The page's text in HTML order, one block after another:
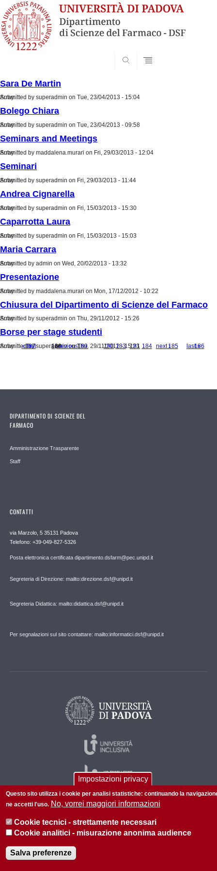
Sara De Martin
Submitted by superadmin on Tue, 23/04/2013 - 15:04
Array
Bolego Chiara
Submitted by superadmin on Tue, 23/04/2013 - 09:58
Array
Seminars and Meetings
Submitted by maddalena.murari on Fri, 29/03/2013 - 12:04
Array
Seminari
Submitted by superadmin on Fri, 29/03/2013 - 11:44
Array
Andrea Cignarella
Submitted by superadmin on Fri, 15/03/2013 - 15:30
Array
Caparrotta Laura
Submitted by superadmin on Fri, 15/03/2013 - 15:03
Array
Maria Carrara
Submitted by admin on Wed, 20/02/2013 - 13:32
Array
Presentazione
Submitted by maddalena.murari on Mon, 17/12/2012 - 10:22
Array
Chiusura del Dipartimento di Scienze del Farmaco
Submitted by superadmin on Thu, 29/11/2012 - 15:26
Array
Borse per stage studenti
Submitted bysuperadminon Thu, 29/11/2012 - 15:23
Array « first ‹ previous … 183 184 185 186
187 188 189 190 191 next › last »
DIPARTIMENTO DI SCIENZE DEL
FARMACO
Amministrazione Trasparente
Staff
CONTATTI
via Marzolo, 5 35131 Padova
Telefono: +39-049-827-5326
Posta elettronica certificata dipartimento.dsfarm@pec.unipd.it
Segreteria di Direzione: mailto:direzione.dsf@unipd.it
Segreteria Didattica: mailto:didattica.dsf@unipd.it
Per segnalazioni sul sito contattare: mailto:informatici.dsf@unipd.it
P.I. 00742430283 C.F. 80006480281
Informazioni su questo sito
Impostazioni privacy
Questo sito utilizza i cookie per analisi statistiche: continuando la
ne accetti l'uso. No, vorrei maggiori informazioni
Cookie tecnici - strettamente necessari
Cookie analitici - misurazione anonima audience
Salva preferenze